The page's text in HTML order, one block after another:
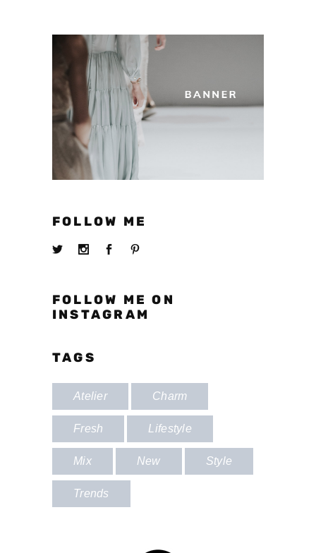
FOLLOW ME
FOLLOW ME ON
INSTAGRAM
TAGS
Atelier Charm
Fresh Lifestyle
Mix New Style
Trends